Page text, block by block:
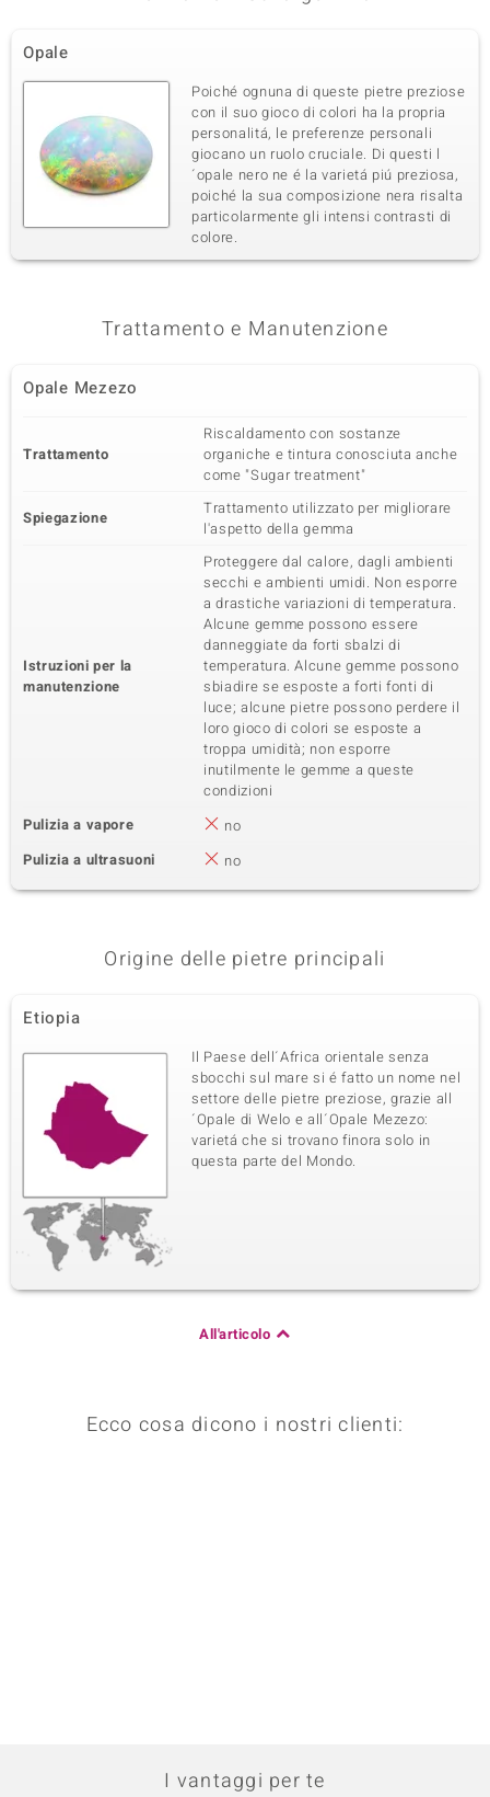
Opale
Poiché ognuna di queste pietre preziose
con il suo gioco di colori ha la propria
personalitá, le preferenze personali
giocano un ruolo cruciale. Di questi l
´opale nero ne é la varietá piú preziosa,
poiché la sua composizione nera risalta
particolarmente gli intensi contrasti di
colore.
Trattamento e Manutenzione
Opale Mezezo
Trattamento
Riscaldamento con sostanze
organiche e tintura conosciuta anche
come "Sugar treatment"
Spiegazione
Trattamento utilizzato per migliorare
l'aspetto della gemma
Istruzioni per la
manutenzione
Proteggere dal calore, dagli ambienti
secchi e ambienti umidi. Non esporre
a drastiche variazioni di temperatura.
Alcune gemme possono essere
danneggiate da forti sbalzi di
temperatura. Alcune gemme possono
sbiadire se esposte a forti fonti di
luce; alcune pietre possono perdere il
loro gioco di colori se esposte a
troppa umidità; non esporre
inutilmente le gemme a queste
condizioni
Pulizia a vapore
no
Pulizia a ultrasuoni
no
Origine delle pietre principali
Etiopia
Il Paese dell´Africa orientale senza
sbocchi sul mare si é fatto un nome nel
settore delle pietre preziose, grazie all
´Opale di Welo e all´Opale Mezezo:
varietá che si trovano finora solo in
questa parte del Mondo.
All'articolo
Ecco cosa dicono i nostri clienti:
I vantaggi per te